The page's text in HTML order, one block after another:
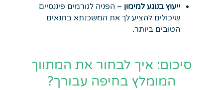
ייעוץ בנוגע למימון – הפניה לגורמים פיננסיים
שיכולים להציע לך את המשכנתא בתנאים
הטובים ביותר.
סיכום: איך לבחור את המתווך
המומלץ בחיפה עבורך?